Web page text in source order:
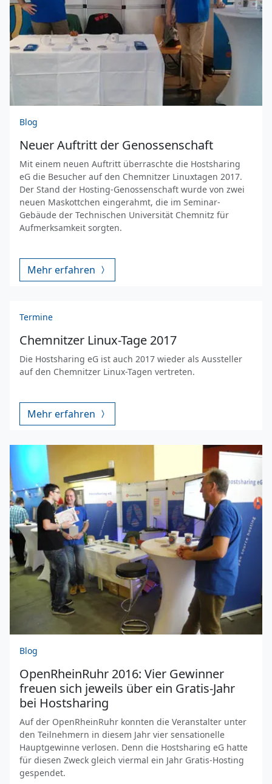
Blog
Neuer Auftritt der Genossenschaft
Mit einem neuen Auftritt überraschte die Hostsharing
eG die Besucher auf den Chemnitzer Linuxtagen 2017.
Der Stand der Hosting-Genossenschaft wurde von zwei
neuen Maskottchen eingerahmt, die im Seminar-
Gebäude der Technischen Universität Chemnitz für
Aufmerksamkeit sorgten.
Mehr erfahren
Termine
Chemnitzer Linux-Tage 2017
Die Hostsharing eG ist auch 2017 wieder als Aussteller
auf den Chemnitzer Linux-Tagen vertreten.
Mehr erfahren
Blog
OpenRheinRuhr 2016: Vier Gewinner
freuen sich jeweils über ein Gratis-Jahr
bei Hostsharing
Auf der OpenRheinRuhr konnten die Veranstalter unter
den Teilnehmern in diesem Jahr vier sensationelle
Hauptgewinne verlosen. Denn die Hostsharing eG hatte
für diesen Zweck gleich viermal ein Jahr Gratis-Hosting
gespendet.